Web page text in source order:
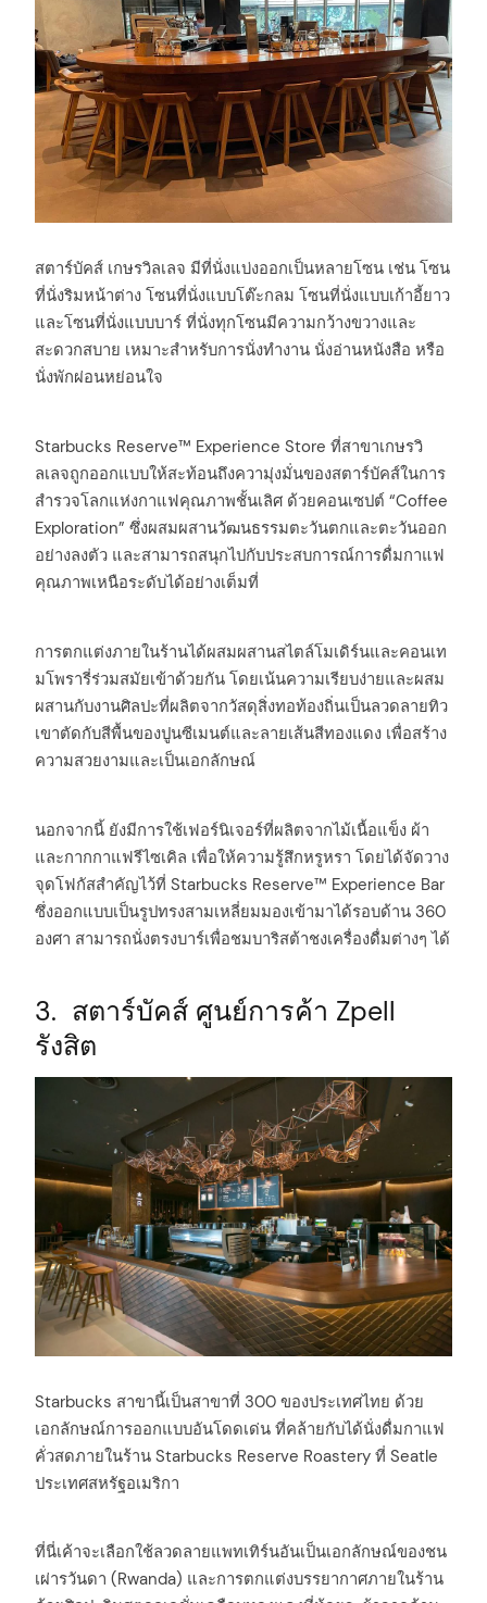
สตาร์บัคส์ เกษรวิลเลจ มีที่นั่งแบ่งออกเป็นหลายโซน เช่น โซน
ที่นั่งริมหน้าต่าง โซนที่นั่งแบบโต๊ะกลม โซนที่นั่งแบบเก้าอี้ยาว
และโซนที่นั่งแบบบาร์ ที่นั่งทุกโซนมีความกว้างขวางและ
สะดวกสบาย เหมาะสำหรับการนั่งทำงาน นั่งอ่านหนังสือ หรือ
นั่งพักผ่อนหย่อนใจ
Starbucks Reserve™ Experience Store ที่สาขาเกษรวิ
ลเลจถูกออกแบบให้สะท้อนถึงความุ่งมั่นของสตาร์บัคส์ในการ
สำรวจโลกแห่งกาแฟคุณภาพชั้นเลิศ ด้วยคอนเซปต์ “Coffee
Exploration” ซึ่งผสมผสานวัฒนธรรมตะวันตกและตะวันออก
อย่างลงตัว และสามารถสนุกไปกับประสบการณ์การดื่มกาแฟ
คุณภาพเหนือระดับได้อย่างเต็มที่
การตกแต่งภายในร้านได้ผสมผสานสไตล์โมเดิร์นและคอนเท
มโพรารี่ร่วมสมัยเข้าด้วยกัน โดยเน้นความเรียบง่ายและผสม
ผสานกับงานศิลปะที่ผลิตจากวัสดุสิ่งทอท้องถิ่นเป็นลวดลายทิว
เขาตัดกับสีพื้นของปูนซีเมนต์และลายเส้นสีทองแดง เพื่อสร้าง
ความสวยงามและเป็นเอกลักษณ์
นอกจากนี้ ยังมีการใช้เฟอร์นิเจอร์ที่ผลิตจากไม้เนื้อแข็ง ผ้า
และกากกาแฟรีไซเคิล เพื่อให้ความรู้สึกหรูหรา โดยได้จัดวาง
จุดโฟกัสสำคัญไว้ที่ Starbucks Reserve™ Experience Bar
ซึ่งออกแบบเป็นรูปทรงสามเหลี่ยมมองเข้ามาได้รอบด้าน 360
องศา สามารถนั่งตรงบาร์เพื่อชมบาริสต้าชงเครื่องดื่มต่างๆ ได้
3. สตาร์บัคส์ ศูนย์การค้า Zpell
รังสิต
Starbucks สาขานี้เป็นสาขาที่ 300 ของประเทศไทย ด้วย
เอกลักษณ์การออกแบบอันโดดเด่น ที่คล้ายกับได้นั่งดื่มกาแฟ
คั่วสดภายในร้าน Starbucks Reserve Roastery ที่ Seatle
ประเทศสหรัฐอเมริกา
ที่นี่เค้าจะเลือกใช้ลวดลายแพทเทิร์นอันเป็นเอกลักษณ์ของชน
เผ่ารวันดา (Rwanda) และการตกแต่งบรรยากาศภายในร้าน